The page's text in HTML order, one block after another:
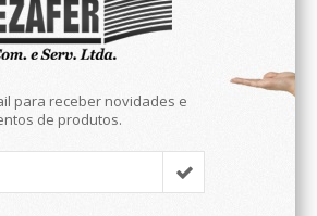
para receber novidades e
de produtos.